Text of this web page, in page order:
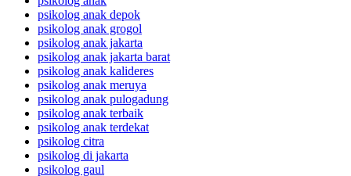
psikolog anak depok
psikolog anak grogol
psikolog anak jakarta
psikolog anak jakarta barat
psikolog anak kalideres
psikolog anak meruya
psikolog anak pulogadung
psikolog anak terbaik
psikolog anak terdekat
psikolog citra
psikolog di jakarta
psikolog gaul